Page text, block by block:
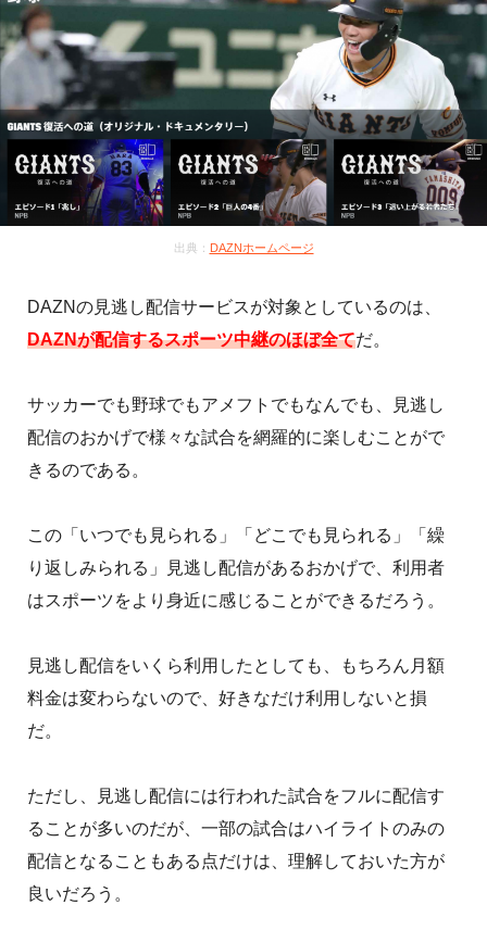
出典： DAZNホームページ
DAZNの見逃し配信サービスが対象としているのは、
DAZNが配信するスポーツ中継のほぼ全てだ。
サッカーでも野球でもアメフトでもなんでも、見逃し
配信のおかげで様々な試合を網羅的に楽しむことがで
きるのである。
この「いつでも見られる」「どこでも見られる」「繰
り返しみられる」見逃し配信があるおかげで、利用者
はスポーツをより身近に感じることができるだろう。
見逃し配信をいくら利用したとしても、もちろん月額
料金は変わらないので、好きなだけ利用しないと損
だ。
ただし、見逃し配信には行われた試合をフルに配信す
ることが多いのだが、一部の試合はハイライトのみの
配信となることもある点だけは、理解しておいた方が
良いだろう。